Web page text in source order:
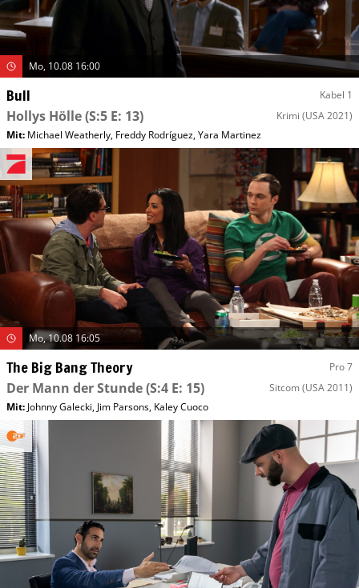
Mo, 10.08 16:00
Bull Kabel 1
Hollys Hölle(S:5 E: 13) Krimi (USA 2021)
Mit: Michael Weatherly, Freddy Rodríguez,Yara Martinez
Mo, 10.08 16:05
The Big Bang Theory Pro 7
Der Mann der Stunde(S:4 E: 15) Sitcom (USA 2011)
Mit: Johnny Galecki, Jim Parsons, Kaley Cuoco